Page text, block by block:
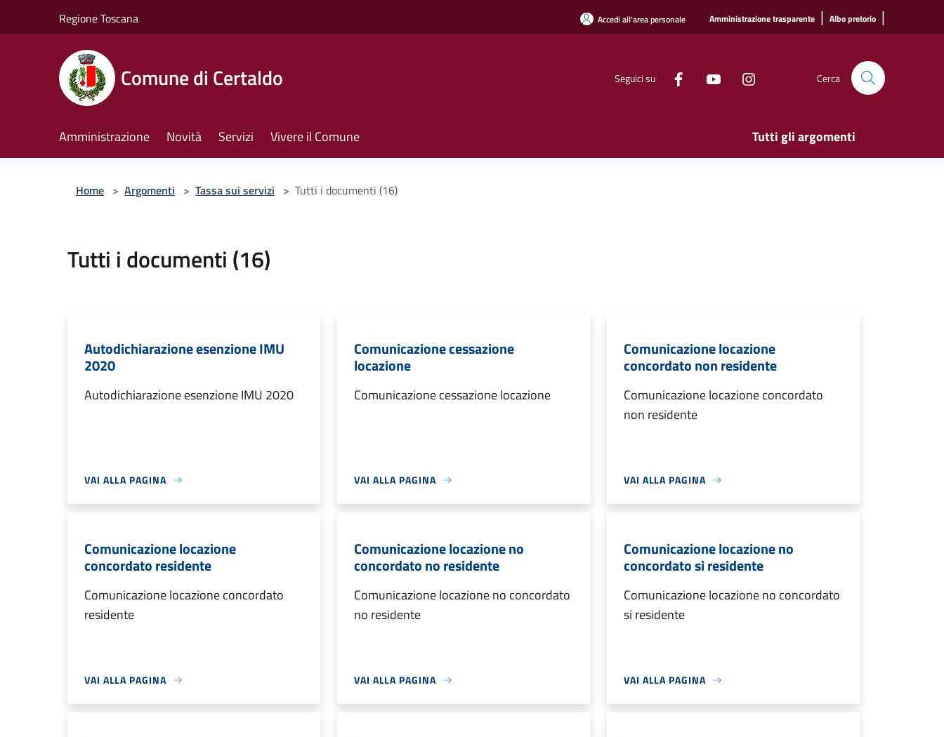
Regione Toscana Accedi all'area personale Amministrazione trasparente | Albo pretorio |
Comune di Certaldo Seguici su Cerca
Amministrazione Novità Servizi Vivere il Comune Tutti gli argomenti
Home > Argomenti > Tassa sui servizi > Tutti i documenti (16)
Tutti i documenti (16)
Autodichiarazione esenzione IMU
2020
Autodichiarazione esenzione IMU 2020
VAI ALLA PAGINA
Comunicazione cessazione
locazione
Comunicazione cessazione locazione
VAI ALLA PAGINA
Comunicazione locazione
concordato non residente
Comunicazione locazione concordato
non residente
VAI ALLA PAGINA
Comunicazione locazione
concordato residente
Comunicazione locazione concordato
residente
VAI ALLA PAGINA
Comunicazione locazione no
concordato no residente
Comunicazione locazione no concordato
no residente
VAI ALLA PAGINA
Comunicazione locazione no
concordato si residente
Comunicazione locazione no concordato
si residente
VAI ALLA PAGINA